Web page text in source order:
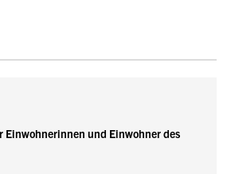
Einwohnerinnen und Einwohner des